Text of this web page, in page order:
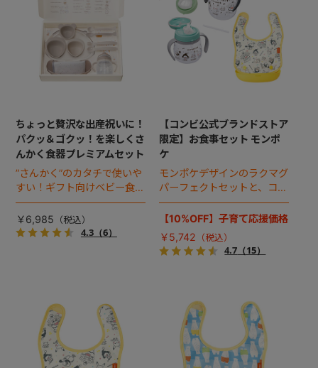
ちょっと贅沢な出産祝いに！
パクッ＆ゴクッ！を楽しくさ
んかく食器プレミアムセット
”さんかく”のカタチで使いや
すい！ギフト向けベビー食器
のプレミアムセット
￥6,985
4.3（6）
【コンビ公式ブランドストア
限定】お食事セット モンポ
ケ
モンポケデザインのラクマグ
パーフェクトセットと、コン
パクトエプロンのお得なセッ
ト。
【10%OFF】子育て応援価格
￥5,742
4.7 （15）